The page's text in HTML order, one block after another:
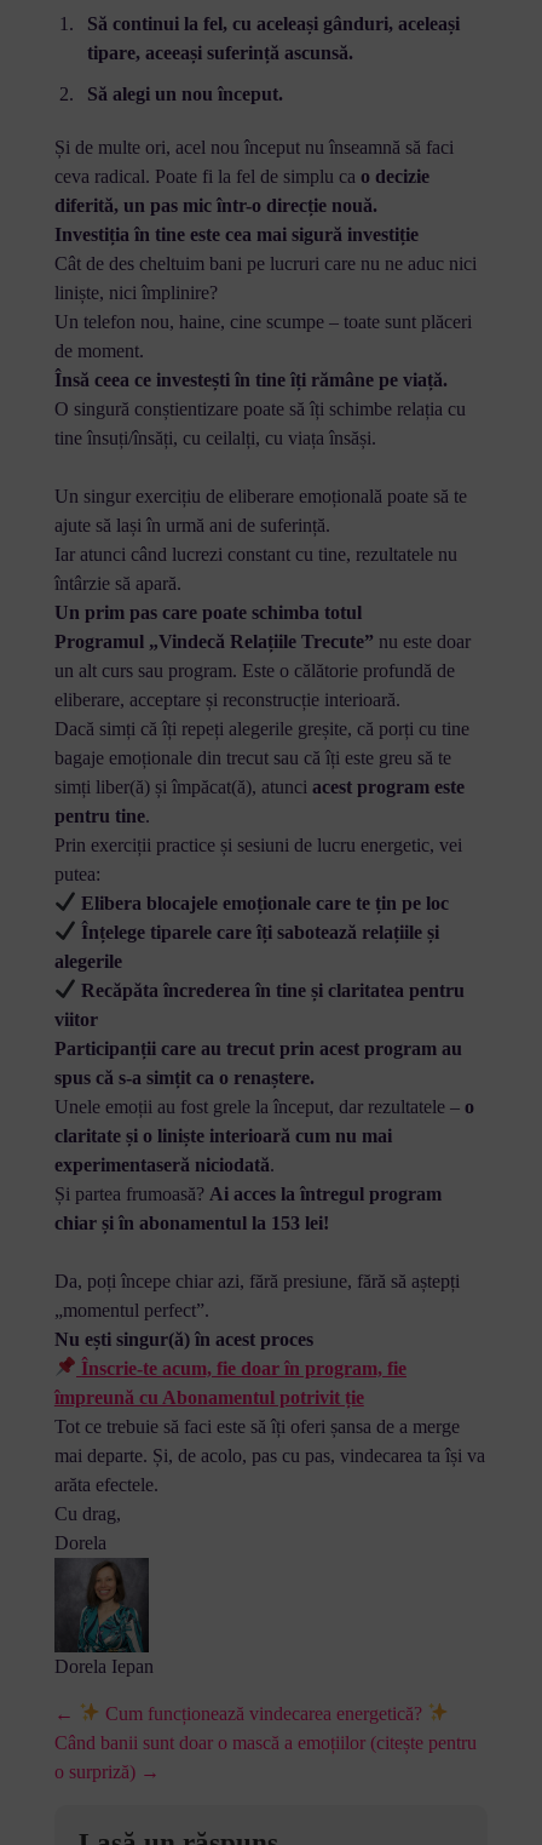
Să continui la fel, cu aceleași gânduri, aceleași
tipare, aceeași suferință ascunsă.
Să alegi un nou început.
Și de multe ori, acel nou început nu înseamnă să faci
ceva radical. Poate fi la fel de simplu ca o decizie
diferită, un pas mic într-o direcție nouă.
Investiția în tine este cea mai sigură investiție
Cât de des cheltuim bani pe lucruri care nu ne aduc nici
liniște, nici împlinire?
Un telefon nou, haine, cine scumpe – toate sunt plăceri
de moment.
Însă ceea ce investești în tine îți rămâne pe viață.
O singură conștientizare poate să îți schimbe relația cu
tine însuți/însăți, cu ceilalți, cu viața însăși.
Un singur exercițiu de eliberare emoțională poate să te
ajute să lași în urmă ani de suferință.
Iar atunci când lucrezi constant cu tine, rezultatele nu
întârzie să apară.
Un prim pas care poate schimba totul
Programul „Vindecă Relațiile Trecute” nu este doar
un alt curs sau program. Este o călătorie profundă de
eliberare, acceptare și reconstrucție interioară.
Dacă simți că îți repeți alegerile greșite, că porți cu tine
bagaje emoționale din trecut sau că îți este greu să te
simți liber(ă) și împăcat(ă), atunci acest program este
pentru tine.
Prin exerciții practice și sesiuni de lucru energetic, vei
putea:
Elibera blocajele emoționale care te țin pe loc
Înțelege tiparele care îți sabotează relațiile și
alegerile
Recăpăta încrederea în tine și claritatea pentru
viitor
Participanții care au trecut prin acest program au
spus că s-a simțit ca o renaștere.
Unele emoții au fost grele la început, dar rezultatele – o
claritate și o liniște interioară cum nu mai
experimentaseră niciodată.
Și partea frumoasă? Ai acces la întregul program
chiar și în abonamentul la 153 lei!
Da, poți începe chiar azi, fără presiune, fără să aștepți
„momentul perfect”.
Nu ești singur(ă) în acest proces
Înscrie-te acum, fie doar în program, fie
împreună cu Abonamentul potrivit ție
Tot ce trebuie să faci este să îți oferi șansa de a merge
mai departe. Și, de acolo, pas cu pas, vindecarea ta își va
arăta efectele.
Cu drag,
Dorela
Dorela Iepan
←
Cum funcționează vindecarea energetică?
Când banii sunt doar o mască a emoțiilor (citește pentru
o surpriză) →